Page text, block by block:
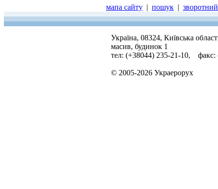
мапа сайту | пошук |
Україна, 08324, Київська
масив, будинок 1
тел: (+38044) 235-21-10, факс:
© 2005-2026 Украерорух